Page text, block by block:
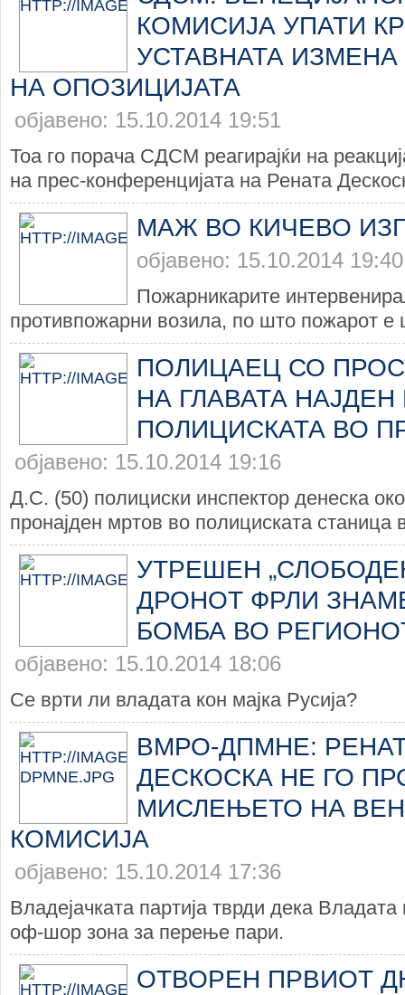
КОМИСИЈА УПАТИ
УСТАВНАТА
НА ОПОЗИЦИЈАТА
објавено: 15.10.2014 19:51
Тоа го порача СДСМ реагирајќи на
на прес-конференцијата на Рената
МАЖ ВО КИЧЕВО
објавено: 15.10.2014 19:40
Пожарникарите
противпожарни возила, по што пожарот е
ПОЛИЦАЕЦ СО
НА ГЛАВАТА НАЈДЕН
ПОЛИЦИСКАТА ВО
објавено: 15.10.2014 19:16
Д.С. (50) полициски инспектор денеска
пронајден мртов во полициската
УТРЕШЕН
ДРОНОТ ФРЛИ
БОМБА ВО
објавено: 15.10.2014 18:06
Се врти ли владата кон мајка Русија?
ВМРО-ДПМНЕ:
ДЕСКОСКА НЕ ГО
МИСЛЕЊЕТО НА
КОМИСИЈА
објавено: 15.10.2014 17:36
Владејачката партија тврди дека
оф-шор зона за перење пари.
ОТВОРЕН ПРВИОТ